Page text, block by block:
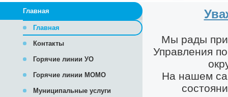
Главная
Главная
Контакты
Горячие линии УО
Горячие линии МОМО
Муниципальные услуги